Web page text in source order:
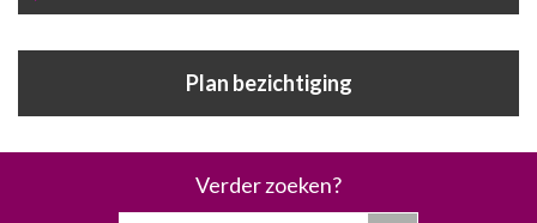
Plan bezichtiging
Verder zoeken?